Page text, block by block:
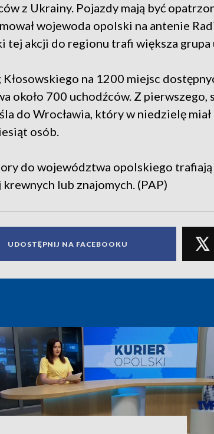
z Ukrainy. Pojazdy mają być
wojewoda opolski na antenie
tej akcji do regionu trafi większa
Kłosowskiego na 1200 miejsc
około 700 uchodźców. Z pierwszego,
do Wrocławia, który w niedzielę
osób.
do województwa opolskiego
lub znajomych. (PAP)
UDOSTĘPNIJ NA FACEBOOKU